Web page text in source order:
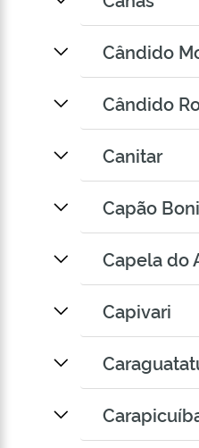
Cândido
Cândido
Canitar
Capão
Capela do
Capivari